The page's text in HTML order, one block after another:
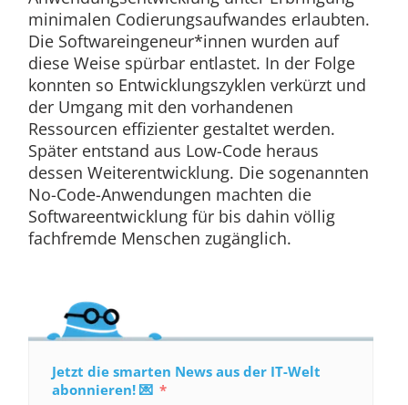
minimalen Codierungsaufwandes erlaubten.
Die Softwareingeneur*innen wurden auf
diese Weise spürbar entlastet. In der Folge
konnten so Entwicklungszyklen verkürzt und
der Umgang mit den vorhandenen
Ressourcen effizienter gestaltet werden.
Später entstand aus Low-Code heraus
dessen Weiterentwicklung. Die sogenannten
No-Code-Anwendungen machten die
Softwareentwicklung für bis dahin völlig
fachfremde Menschen zugänglich.
Jetzt die smarten News aus der IT-Welt
abonnieren! 💌